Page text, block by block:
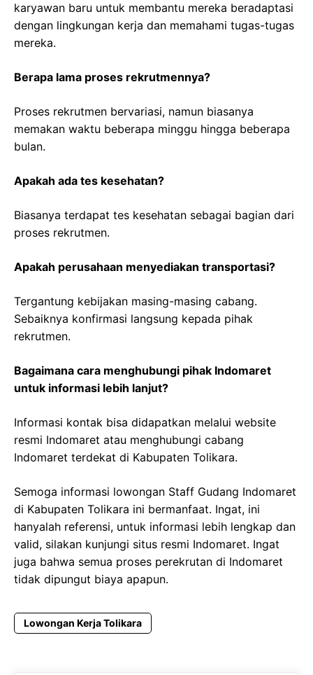
karyawan baru untuk membantu mereka beradaptasi
dengan lingkungan kerja dan memahami tugas-tugas
mereka.
Berapa lama proses rekrutmennya?
Proses rekrutmen bervariasi, namun biasanya
memakan waktu beberapa minggu hingga beberapa
bulan.
Apakah ada tes kesehatan?
Biasanya terdapat tes kesehatan sebagai bagian dari
proses rekrutmen.
Apakah perusahaan menyediakan transportasi?
Tergantung kebijakan masing-masing cabang.
Sebaiknya konfirmasi langsung kepada pihak
rekrutmen.
Bagaimana cara menghubungi pihak Indomaret
untuk informasi lebih lanjut?
Informasi kontak bisa didapatkan melalui website
resmi Indomaret atau menghubungi cabang
Indomaret terdekat di Kabupaten Tolikara.
Semoga informasi lowongan Staff Gudang Indomaret
di Kabupaten Tolikara ini bermanfaat. Ingat, ini
hanyalah referensi, untuk informasi lebih lengkap dan
valid, silakan kunjungi situs resmi Indomaret. Ingat
juga bahwa semua proses perekrutan di Indomaret
tidak dipungut biaya apapun.
Lowongan Kerja Tolikara